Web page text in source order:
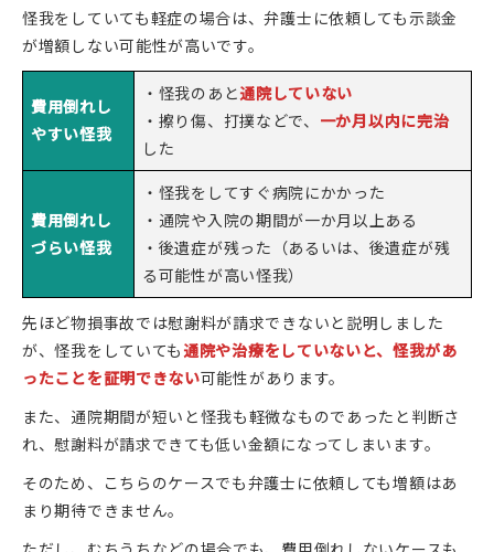
怪我をしていても軽症の場合は、弁護士に依頼しても示談金
が増額しない可能性が高いです。
費用倒れし
やすい怪我
・怪我のあと通院していない
・擦り傷、打撲などで、 一か月以内に完治
した
費用倒れし
づらい怪我
・怪我をしてすぐ病院にかかった
・通院や入院の期間が一か月以上ある
・後遺症が残った（あるいは、後遺症が残
る可能性が高い怪我）
先ほど物損事故では慰謝料が請求できないと説明しました
が、怪我をしていても通院や治療をしていないと、怪我があ
ったことを証明できない可能性があります。
また、通院期間が短いと怪我も軽微なものであったと判断さ
れ、慰謝料が請求できても低い金額になってしまいます。
そのため、こちらのケースでも弁護士に依頼しても増額はあ
まり期待できません。